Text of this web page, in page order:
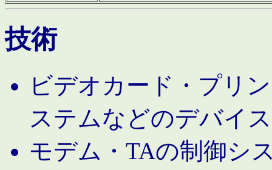
技術
ビデオカード・プリ
ステムなどのデバイ
モデム・TAの制御シ